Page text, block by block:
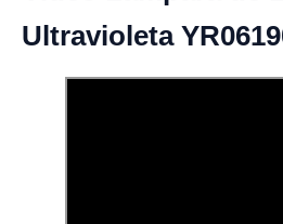
Ultravioleta